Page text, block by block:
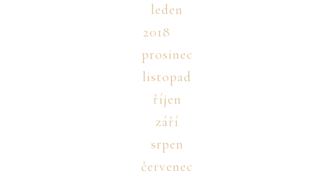
leden
2018
prosinec
listopad
říjen
září
srpen
červenec